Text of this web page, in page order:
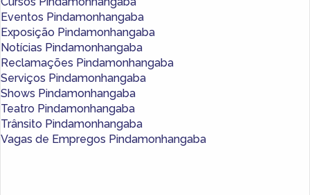
Eventos Pindamonhangaba
Exposição Pindamonhangaba
Notícias Pindamonhangaba
Reclamações Pindamonhangaba
Serviços Pindamonhangaba
Shows Pindamonhangaba
Teatro Pindamonhangaba
Trânsito Pindamonhangaba
Vagas de Empregos Pindamonhangaba